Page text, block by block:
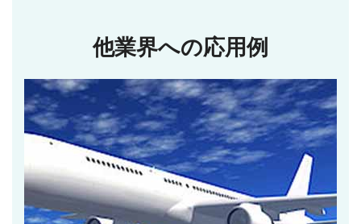
他業界への応用例